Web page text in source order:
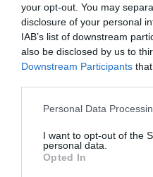
your opt-out. You may
disclosure of your personal
IAB’s list of downstream
also be disclosed by us to
Downstream Participants
Personal Data
I want to opt-out of the
personal data.
Opted In
James
σκηνή από το
να
By